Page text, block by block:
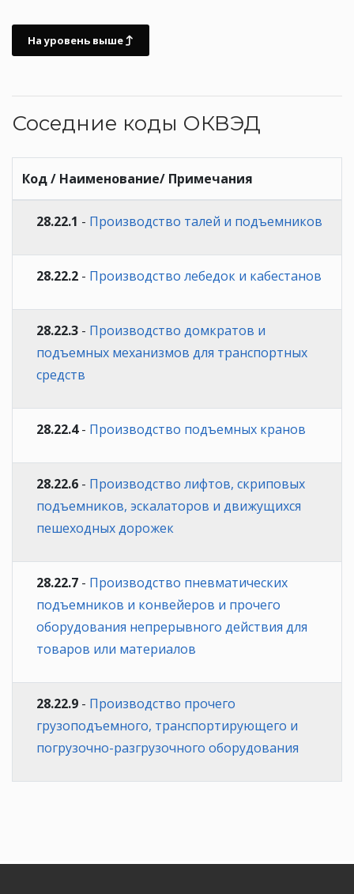
На уровень выше
Соседние коды ОКВЭД
Код / Наименование/ Примечания
28.22.1 - Производство талей и подъемников
28.22.2 - Производство лебедок и кабестанов
28.22.3 - Производство домкратов и
подъемных механизмов для транспортных
средств
28.22.4- Производство подъемных кранов
28.22.6 - Производство лифтов, скриповых
подъемников, эскалаторов и движущихся
пешеходных дорожек
28.22.7 - Производство пневматических
подъемников и конвейеров и прочего
оборудования непрерывного действия для
товаров или материалов
28.22.9 - Производство прочего
грузоподъемного, транспортирующего и
погрузочно-разгрузочного оборудования